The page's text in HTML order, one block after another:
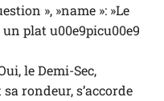
», »name »: »Le
plat u00e9picu00e9
le Demi-Sec,
rondeur, s’accorde